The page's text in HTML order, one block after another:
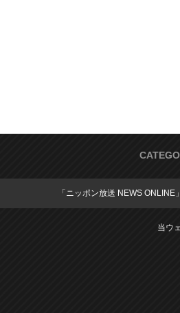
「ニッポン放送 NEWS ONLINE
当ウ